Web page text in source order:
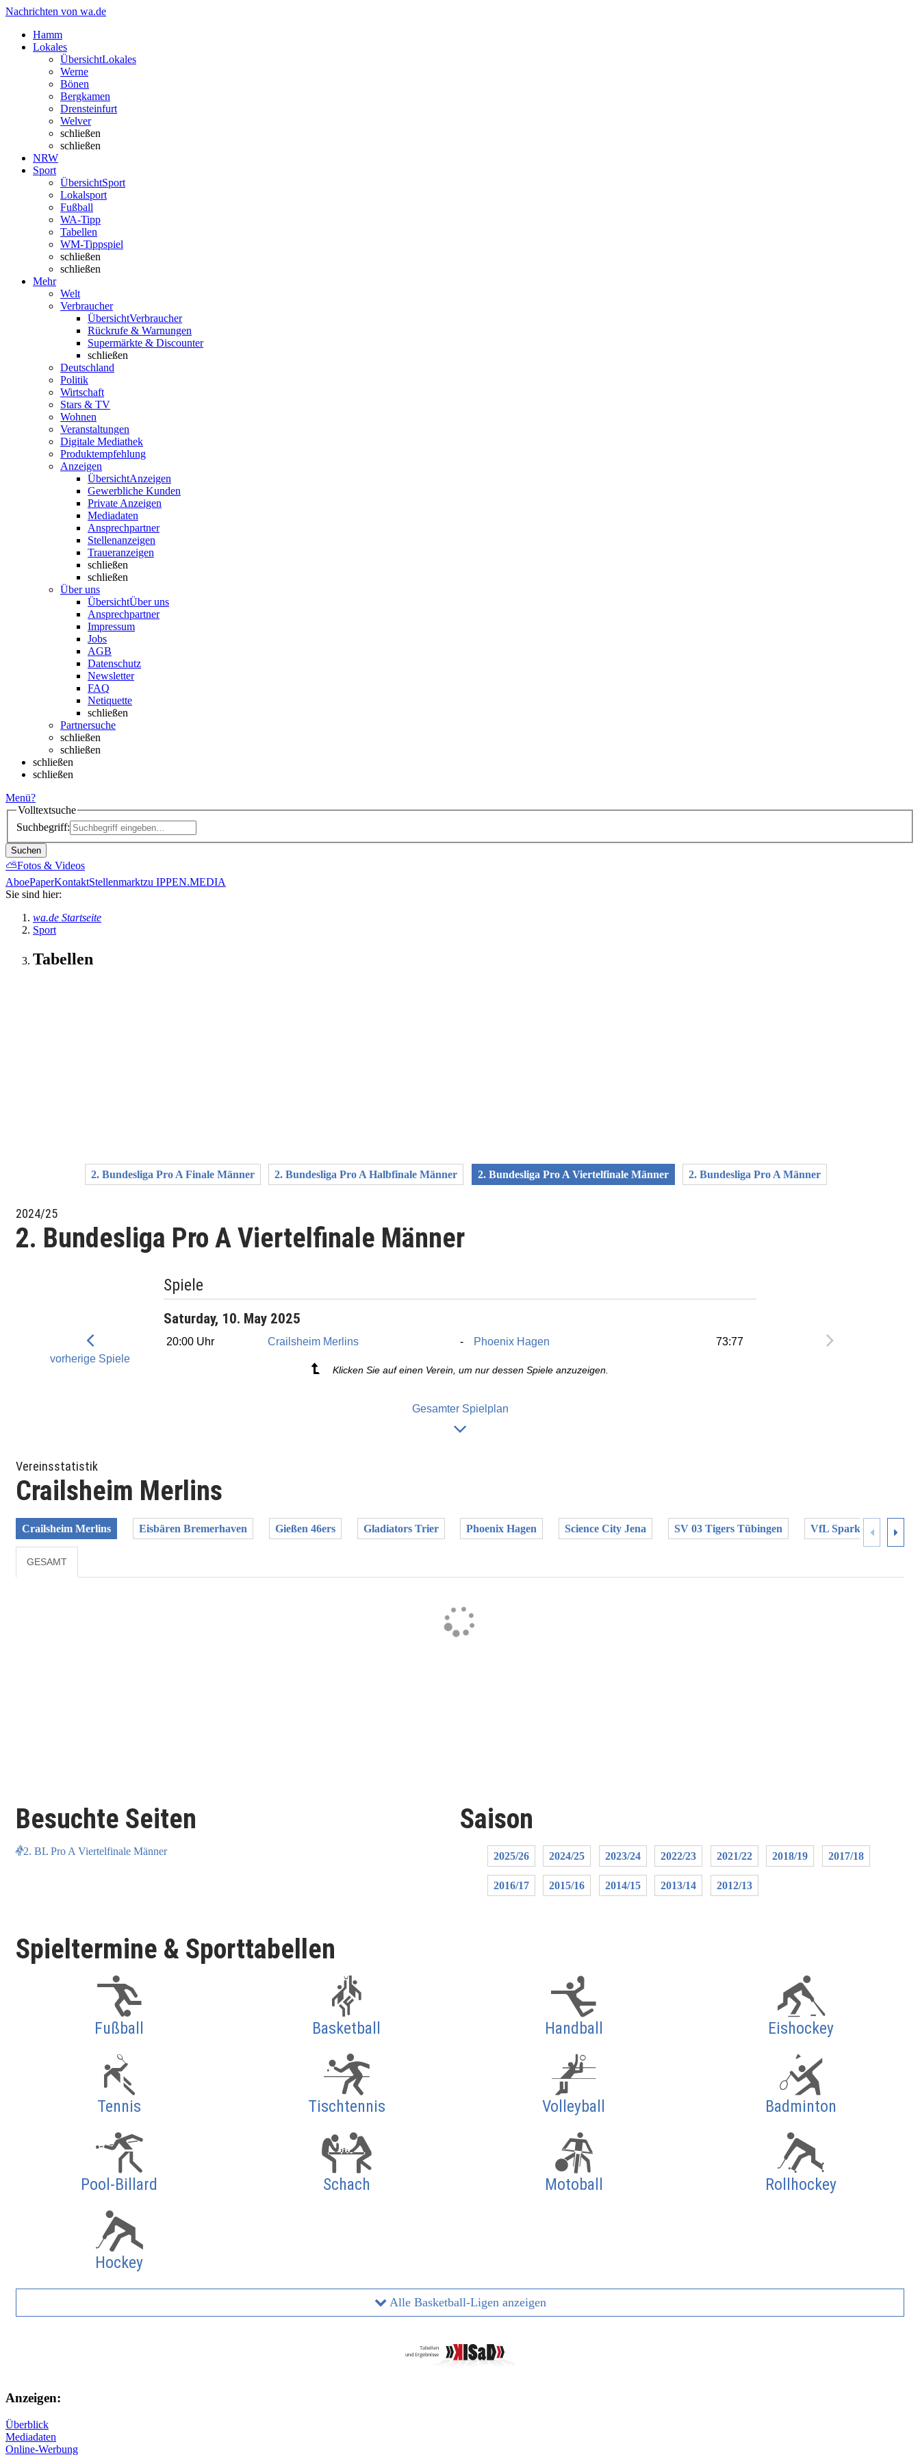
Nachrichten von wa.de
Hamm
Lokales
ÜbersichtLokales
Werne
Bönen
Bergkamen
Drensteinfurt
Welver
schließen
schließen
NRW
Sport
ÜbersichtSport
Lokalsport
Fußball
WA-Tipp
Tabellen
WM-Tippspiel
schließen
schließen
Mehr
Welt
Verbraucher
ÜbersichtVerbraucher
Rückrufe & Warnungen
Supermärkte & Discounter
schließen
Deutschland
Politik
Wirtschaft
Stars & TV
Wohnen
Veranstaltungen
Digitale Mediathek
Produktempfehlung
Anzeigen
ÜbersichtAnzeigen
Gewerbliche Kunden
Private Anzeigen
Mediadaten
Ansprechpartner
Stellenanzeigen
Traueranzeigen
schließen
schließen
Über uns
ÜbersichtÜber uns
Ansprechpartner
Impressum
Jobs
AGB
Datenschutz
Newsletter
FAQ
Netiquette
schließen
Partnersuche
schließen
schließen
schließen
schließen
Menü?
Volltextsuche
Suchbegriff:
Suchen
⛅Fotos & Videos
AboePaperKontaktStellenmarktzu IPPEN.MEDIA
Sie sind hier:
wa.de Startseite
Sport
Tabellen
2. Bundesliga Pro A Finale Männer 2. Bundesliga Pro A Halbfinale Männer 2. Bundesliga Pro A Viertelfinale Männer 2. Bundesliga Pro A Männer
2024/25
2. Bundesliga Pro A Viertelfinale Männer
vorherige Spiele
Spiele
Saturday, 10. May 2025
20:00 Uhr Crailsheim Merlins Phoenix Hagen 73:77
Klicken Sie auf einen Verein, um nur dessen Spiele anzuzeigen.
Gesamter Spielplan
Vereinsstatistik
Crailsheim Merlins
Crailsheim Merlins Eisbären Bremerhaven Gießen 46ers Gladiators Trier Phoenix Hagen Science City Jena SV 03 Tigers Tübingen VfL SparkassenStars
GESAMT
Besuchte Seiten
2. BL Pro A Viertelfinale Männer
Saison
2025/26 2024/25 2023/24 2022/23 2021/22 2018/19 2017/18
2016/17 2015/16 2014/15 2013/14 2012/13
Spieltermine & Sporttabellen
Fußball Basketball Handball Eishockey
Tennis Tischtennis Volleyball Badminton
Pool-Billard Schach Motoball Rollhockey
Hockey
Alle Basketball-Ligen anzeigen
Anzeigen:
Überblick
Mediadaten
Online-Werbung